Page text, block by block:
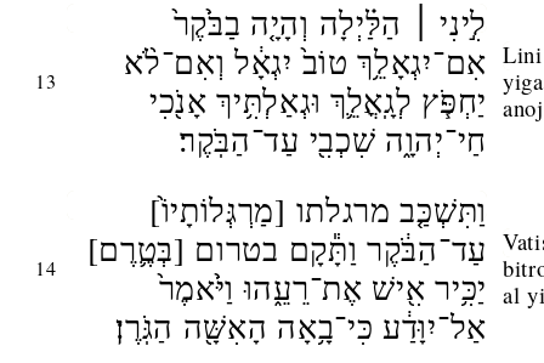
13
לִ֣ינִי ׀ הַלַּ֗יְלָה וְהָיָ֤ה בַבֹּ֙קֶר֙
אִם־יִגְאָלֵ֥ךְ טוֹב֙ יִגְאָ֔ל וְאִם־לֹ֨א
יַחְפֹּ֧ץ לְגָֽאֳלֵ֛ךְ וּגְאַלְתִּ֥יךְ אָנֹ֖כִי
חַי־יְהוָ֑ה שִׁכְבִ֖י עַד־הַבֹּֽקֶר׃
Lini
14
וַתִּשְׁכַּ֤ב מרגלתו [מַרְגְּלוֹתָיוֹ֙]
עַד־הַבֹּ֔קֶר וַתָּ֕קָם בטרום [בְּטֶ֛רֶם]
יַכִּ֥יר אִ֖ישׁ אֶת־רֵעֵ֑הוּ וַיֹּ֙אמֶר֙
אַל־יִוָּדַ֔ע כִּי־בָ֥אָה הָאִשָּׁ֖ה הַגֹּֽרֶן׃
al